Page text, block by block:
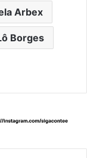
Arbex
Borges